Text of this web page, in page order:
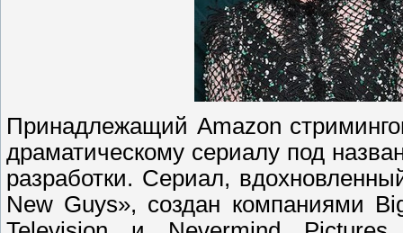
Принадлежащий Amazon
драматическому сериалу под
разработки. Сериал,
New Guys», создан компаниями